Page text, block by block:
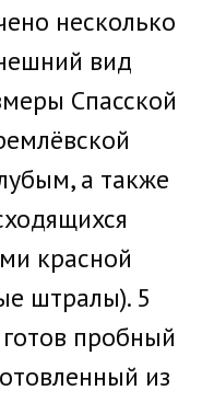
несколько
вид
Спасской
а также
красной
штралы). 5
пробный
из